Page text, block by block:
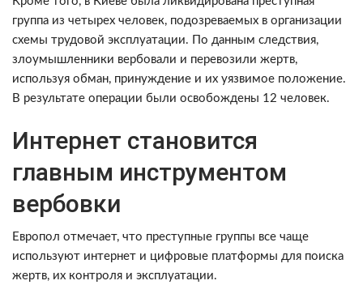
группа из четырех человек, подозреваемых в организации
схемы трудовой эксплуатации. По данным следствия,
злоумышленники вербовали и перевозили жертв,
используя обман, принуждение и их уязвимое положение.
В результате операции были освобождены 12 человек.
Интернет становится
главным инструментом
вербовки
Европол отмечает, что преступные группы все чаще
используют интернет и цифровые платформы для поиска
жертв, их контроля и эксплуатации.